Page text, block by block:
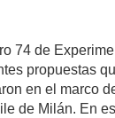
74 de
propuestas
en el marco
de Milán. En